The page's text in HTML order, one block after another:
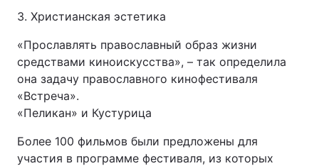
3. Христианская эстетика
«Прославлять православный образ жизни
средствами киноискусства», – так определила
она задачу православного кинофестиваля
«Встреча».
«Пеликан» и Кустурица
Более 100 фильмов были предложены для
участия в программе фестиваля, из которых